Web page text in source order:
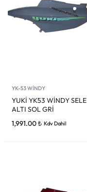
YK-53 WİNDY
YUKİ YK53 WİNDY SELE
ALTI SOL GRİ
1,991.00₺ Kdv Dahil